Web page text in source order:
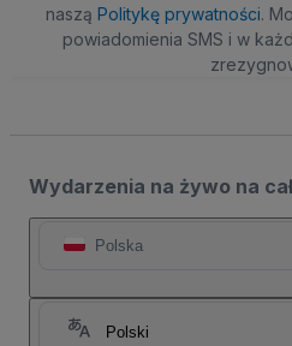
naszą Politykę prywatności.
powiadomienia SMS i w
Wydarzenia na żywo na
Polska
Polski